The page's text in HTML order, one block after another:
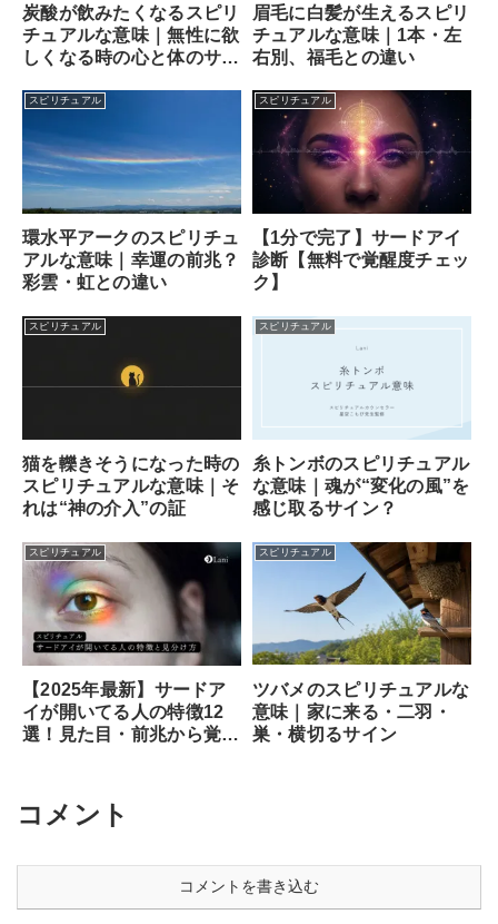
炭酸が飲みたくなるスピリ
チュアルな意味｜無性に欲
しくなる時の心と体のサイ
眉毛に白髪が生えるスピリ
チュアルな意味｜1本・左
右別、福毛との違い
スピリチュアル
環水平アークのスピリチュ
アルな意味｜幸運の前兆？
彩雲・虹との違い
スピリチュアル
【1分で完了】サードアイ
診断【無料で覚醒度チェッ
ク】
スピリチュアル
猫を轢きそうになった時の
スピリチュアルな意味｜そ
れは“神の介入”の証
スピリチュアル
糸トンボのスピリチュアル
な意味｜魂が“変化の風”を
感じ取るサイン？
スピリチュアル
【2025年最新】サードア
イが開いてる人の特徴12
選！見た目・前兆から覚醒
スピリチュアル
ツバメのスピリチュアルな
意味｜家に来る・二羽・
巣・横切るサイン
コメント
コメントを書き込む